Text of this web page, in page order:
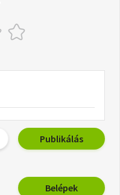
Publikálás
Belépek